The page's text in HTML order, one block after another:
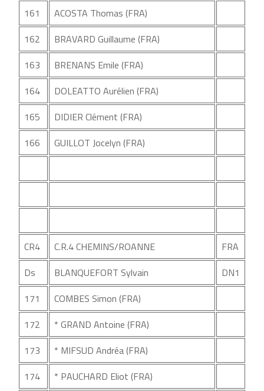
161
ACOSTA Thomas (FRA)
162
BRAVARD Guillaume (FRA)
163
BRENANS Emile (FRA)
164
DOLEATTO Aurélien (FRA)
165
DIDIER Clément (FRA)
166
GUILLOT Jocelyn (FRA)
CR4 C.R.4 CHEMINS/ROANNE
FRA
Ds
BLANQUEFORT Sylvain
DN1
171
COMBES Simon (FRA)
172
* GRAND Antoine (FRA)
173
* MIFSUD Andréa (FRA)
174
* PAUCHARD Eliot (FRA)